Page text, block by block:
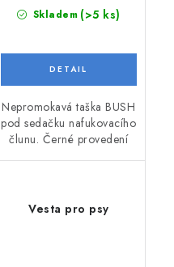
Skladem (>5 ks)
Nepromokavá taška BUSH
pod sedačku nafukovacího
člunu. Černé provedení
Vesta pro psy